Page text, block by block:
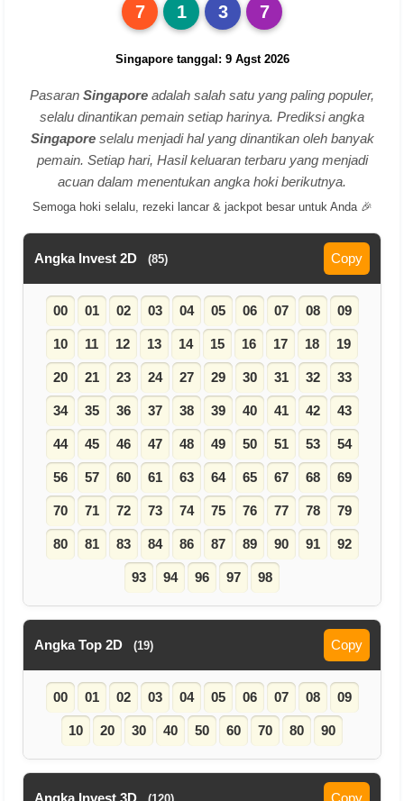
7 1 3 7
Singapore tanggal: 9 Agst 2026
Pasaran Singapore adalah salah satu yang paling populer,
selalu dinantikan pemain setiap harinya. Prediksi angka
Singaporeselalu menjadi hal yang dinantikan oleh banyak
pemain. Setiap hari, Hasil keluaran terbaru yang menjadi
acuan dalam menentukan angka hoki berikutnya.
Semoga hoki selalu, rezeki lancar & jackpot besar untuk Anda 🎉
Angka Invest 2D (85) Copy
00 01 02 03 04 05 06 07 08 09
10 11 12 13 14 15 16 17 18 19
20 21 23 24 27 29 30 31 32 33
34 35 36 37 38 39 40 41 42 43
44 45 46 47 48 49 50 51 53 54
56 57 60 61 63 64 65 67 68 69
70 71 72 73 74 75 76 77 78 79
80 81 83 84 86 87 89 90 91 92
93 94 96 97 98
Angka Top 2D (19) Copy
00 01 02 03 04 05 06 07 08 09
10 20 30 40 50 60 70 80 90
Angka Invest 3D Copy